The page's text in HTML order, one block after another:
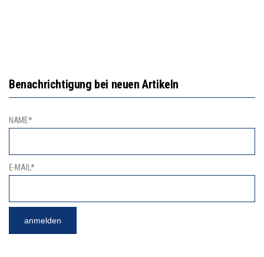
Benachrichtigung bei neuen Artikeln
NAME*
E-MAIL*